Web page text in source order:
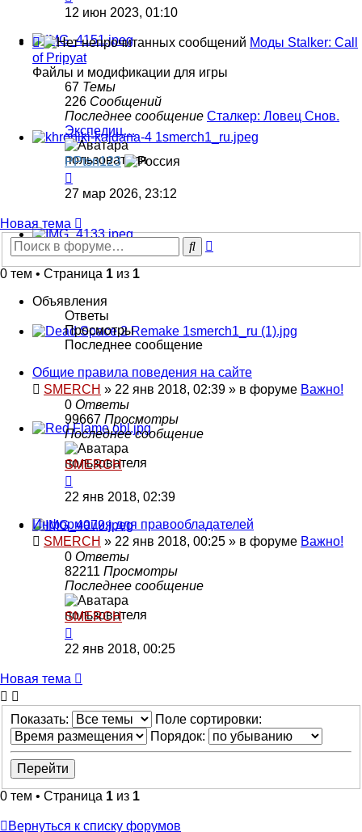
к
последнему
сообщению
12 июн 2023, 01:10
Канал
-
Моды
Stalker:
Pripyat
Моды Stalker: Call
of Pripyat
Файлы и модификации для игры
67 Темы
226 Сообщений
Последнее сообщение Сталкер: Ловец Снов.
Экспедиц…
PPtsn123
к
последнему
сообщению
27 мар 2026, 23:12
Новая тема
Поиск
0 тем • Страница 1 из 1
Объявления
Ответы
Просмотры
Последнее сообщение
Общие правила поведения на сайте
SMERCH » 22 янв 2018, 02:39 » в форуме Важно!
0 Ответы
99667 Просмотры
Последнее сообщение
SMERCH
22 янв 2018, 02:39
Информация для правообладателей
SMERCH » 22 янв 2018, 00:25 » в форуме Важно!
0 Ответы
82211 Просмотры
Последнее сообщение
SMERCH
22 янв 2018, 00:25
Новая тема
Показать:
Поле сортировки:
Порядок:
0 тем • Страница 1 из 1
Вернуться к списку форумов